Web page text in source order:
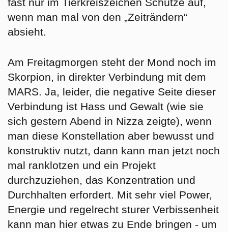
wenn man mal von den „Zeiträndern“
absieht.
Am Freitagmorgen steht der Mond noch im
Skorpion, in direkter Verbindung mit dem
MARS. Ja, leider, die negative Seite dieser
Verbindung ist Hass und Gewalt (wie sie
sich gestern Abend in Nizza zeigte), wenn
man diese Konstellation aber bewusst und
konstruktiv nutzt, dann kann man jetzt noch
mal ranklotzen und ein Projekt
durchzuziehen, das Konzentration und
Durchhalten erfordert. Mit sehr viel Power,
Energie und regelrecht sturer Verbissenheit
kann man hier etwas zu Ende bringen - um